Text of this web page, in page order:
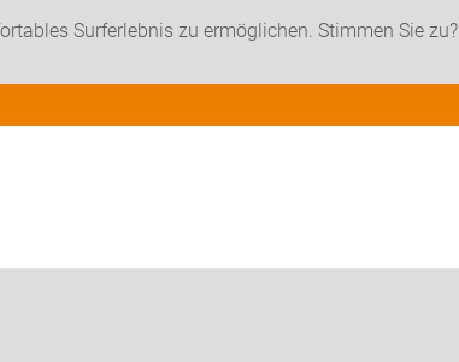
Surferlebnis zu ermöglichen. Stimmen Sie zu?